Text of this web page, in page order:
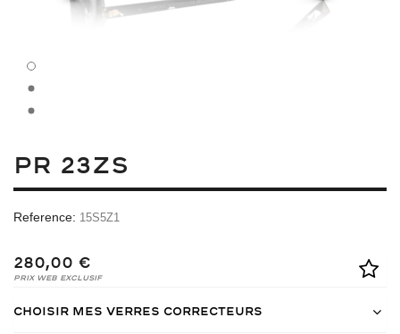
PR 23ZS
Reference: 15S5Z1
280,00 €
Prix Web Exclusif
Choisir mes verres correcteurs